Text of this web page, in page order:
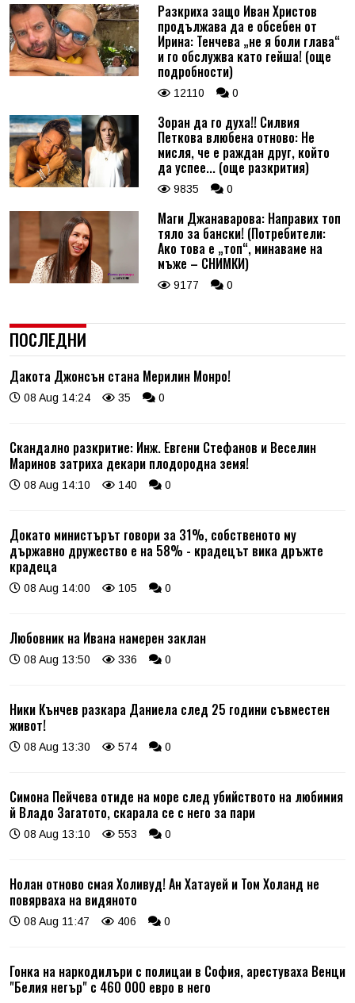
Разкриха защо Иван Христов
продължава да е обсебен от
Ирина: Тенчева „не я боли глава“
и го обслужва като гейша! (още
подробности)
12110 0
Зоран да го духа!! Силвия
Петкова влюбена отново: Не
мисля, че е раждан друг, който
да успее... (още разкрития)
9835 0
Маги Джанаварова: Направих топ
тяло за бански! (Потребители:
Ако това е „топ“, минаваме на
мъже – СНИМКИ)
9177 0
ПОСЛЕДНИ
Дакота Джонсън стана Мерилин Монро!
08 Aug 14:24 35 0
Скандално разкритие: Инж. Евгени Стефанов и Веселин
Маринов затриха декари плодородна земя!
08 Aug 14:10 140 0
Докато министърът говори за 31%, собственото му
държавно дружество е на 58% - крадецът вика дръжте
крадеца
08 Aug 14:00 105 0
Любовник на Ивана намерен заклан
08 Aug 13:50 336 0
Ники Кънчев разкара Даниела след 25 години съвместен
живот!
08 Aug 13:30 574 0
Симона Пейчева отиде на море след убийството на любимия
й Владо Загатото, скарала се с него за пари
08 Aug 13:10 553 0
Нолан отново смая Холивуд! Ан Хатауей и Том Холанд не
повярваха на видяното
08 Aug 11:47 406 0
Гонка на наркодилъри с полицаи в София, арестуваха Венци
"Белия негър" с 460 000 евро в него